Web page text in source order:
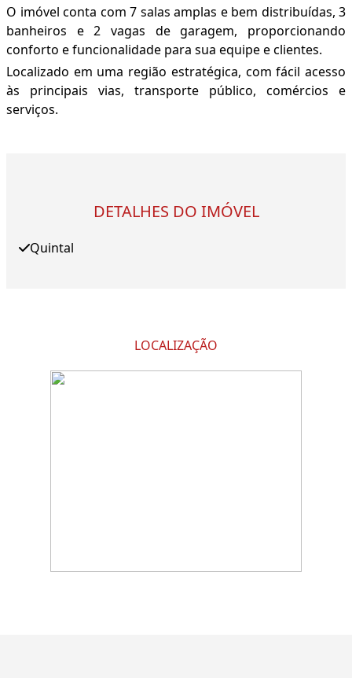
O imóvel conta com 7 salas amplas e bem distribuídas, 3
banheiros e 2 vagas de garagem, proporcionando
conforto e funcionalidade para sua equipe e clientes.
Localizado em uma região estratégica, com fácil acesso
às principais vias, transporte público, comércios e
serviços.
DETALHES DO IMÓVEL
Quintal
LOCALIZAÇÃO